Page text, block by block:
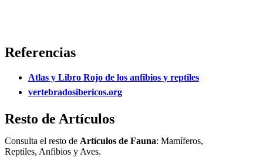
Referencias
Atlas y Libro Rojo de los anfibios y reptiles
vertebradosibericos.org
Resto de Artículos
Consulta el resto de Artículos de Fauna: Mamíferos,
Reptiles, Anfibios y Aves.